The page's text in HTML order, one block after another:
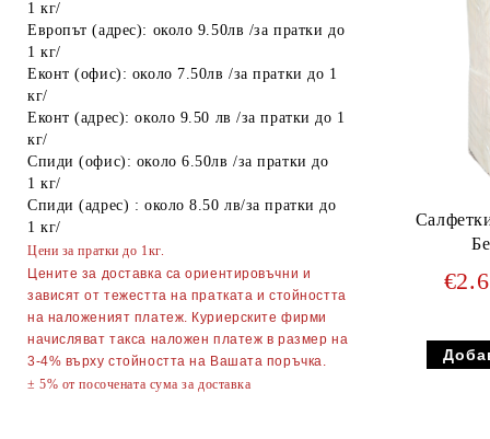
Спирт
Боя за яйца
Други
ТАБАКЕРИ
Точило за ножове и ножици
Парти Артикули торти тържества
украса
АКСЕСОАРИ ЗА КОСА
1 кг/
Европът (адрес): около 9.50лв /за пратки до
1 кг/
Еконт (офис): около 7.50лв /за пратки до 1
кг/
Еконт (адрес): около 9.50 лв /за пратки до 1
кг/
Спиди (офис): около 6.50лв /за пратки до
1 кг/
Спиди (адрес) : около 8.50 лв/за пратки до
1 кг/
Цени за пратки до 1кг.
Цените за доставка са ориентировъчни и
зависят от тежестта на пратката и стойността
на наложеният платеж. Куриерските фирми
начисляват такса наложен платеж в размер на
3-4% върху стойността на Вашата поръчка.
± 5% от посочената сума за доставка